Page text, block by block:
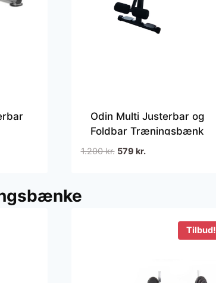
Odin Multi Justerbar og
Foldbar Træningsbænk
1.200kr. Den
579 kr.Den
Tilbud!